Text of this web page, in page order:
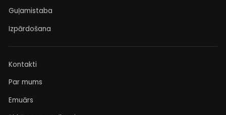
Guļamistaba
Izpārdošana
Kontakti
Par mums
Emuārs